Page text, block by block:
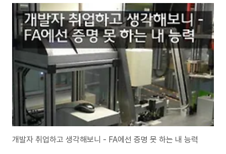
드립니다. 요즘 졸업하는 컴공 관련 학생들을 살펴보면 몇 가지로 요약됩니다.
간절히 SW 개발자로 취업해 개발자로 은퇴하고 싶음대기업, 공공기관을 노리
며 토익 점수에 혈안토익은 되는데 코딩이 안되서 학원 수강전공에 뜻이 없어
다른 직종을 원함 그렇다면, 이 학생들이 현재 생각하는 자신의 미래는 뭘까요.
고급개발자? 황..
개발자 취업하고 생각해보니 - FA에선 증명 못 하는 내 능력